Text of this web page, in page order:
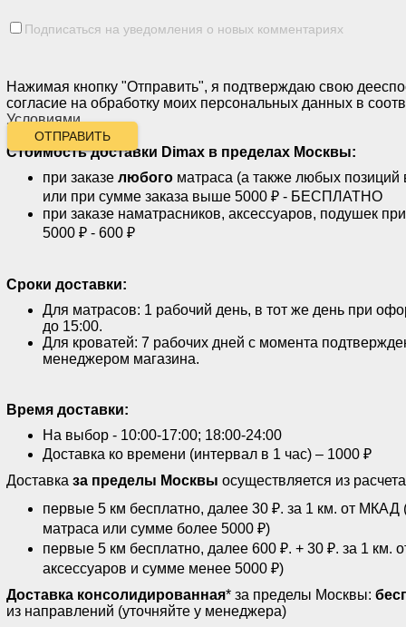
Подписаться на уведомления о новых комментариях
Нажимая кнопку "Отправить", я подтверждаю свою
согласие на обработку моих персональных данных в
Условиями.
ОТПРАВИТЬ
Стоимость доставки Dimax в пределах Москвы:
при заказе любого матраса (а также любых позиций
или при сумме заказа выше 5000 ₽ - БЕСПЛАТНО
при заказе наматрасников, аксессуаров, подушек
5000 ₽ - 600 ₽
Сроки доставки:
Для матрасов: 1 рабочий день, в тот же день при
до 15:00.
Для кроватей: 7 рабочих дней с момента
менеджером магазина.
Время доставки:
На выбор - 10:00-17:00; 18:00-24:00
Доставка ко времени (интервал в 1 час) – 1000 ₽
Доставка за пределы Москвы осуществляется из
первые 5 км бесплатно, далее 30 ₽. за 1 км. от МКАД
матраса или сумме более 5000 ₽)
первые 5 км бесплатно, далее 600 ₽. + 30 ₽. за 1 км.
аксессуаров и сумме менее 5000 ₽)
Доставка консолидированная* за пределы Москвы:
из направлений (уточняйте у менеджера)